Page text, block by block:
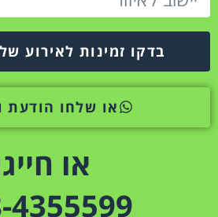
בדקו זמינות לאירוע
או שלחו הודעת
או
4355599